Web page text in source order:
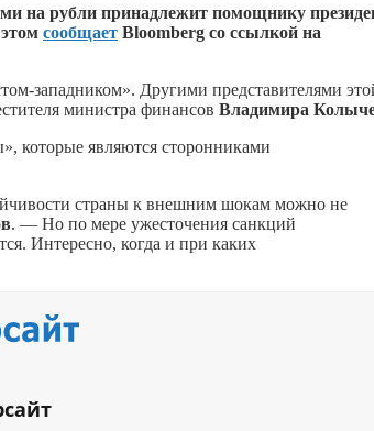
на рубли принадлежит помощнику
сообщает Bloomberg со ссылкой на
западником». Другими представителями
министра финансов Владимира
которые являются сторонниками
страны к внешним шокам можно не
. — Но по мере ужесточения санкций
Интересно, когда и при каких